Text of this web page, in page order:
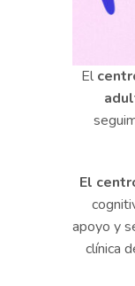
El
El
apoyo y
clínica